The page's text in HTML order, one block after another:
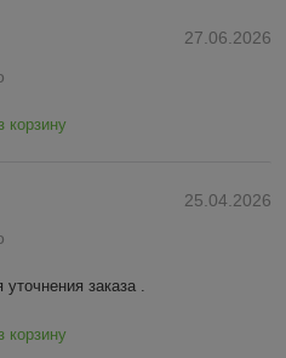
27.06.2026
корзину
25.04.2026
заказа .
корзину